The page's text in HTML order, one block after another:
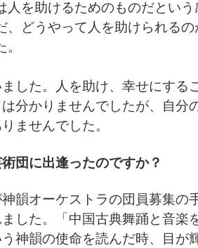
人を助けるためのものだとい
、どうやって人を助けられる
した。人を助け、幸せにする
分かりませんでしたが、自分
ませんでした。
団に出逢ったのですか？
韻オーケストラの団員募集の
した。「中国古典舞踊と音楽
神韻の使命を読んだ時、目が